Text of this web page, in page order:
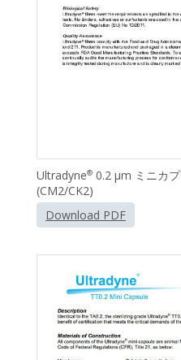
Ultradyne® 0.2 μm ミニカ
(CM2/CK2)
Download PDF